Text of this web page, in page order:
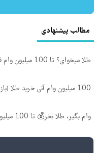
مطالب پیشنهادی
طلا میخوای؟ تا 100 میلیون وام فوری خرید طلا‼️
100 میلیون وام آنی خرید طلا (بازپرداخت 12 ماهه)
وام بگیر، طلا بخر💰 تا 100 میلیون وام فوری بدون ضامن